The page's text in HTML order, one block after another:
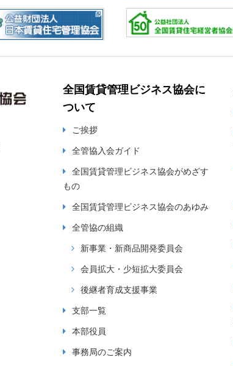
全国賃貸管理ビジネス協会に
ついて
ご挨拶
全管協入会ガイド
全国賃貸管理ビジネス協会がめざす
もの
全国賃貸管理ビジネス協会のあゆみ
全管協の組織
新事業・新商品開発委員会
会員拡大・少短拡大委員会
後継者育成支援事業
支部一覧
本部役員
事務局のご案内